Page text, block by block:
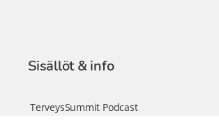
Sisällöt & info
TerveysSummit Podcast